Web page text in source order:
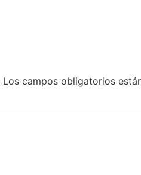
Los campos obligatorios